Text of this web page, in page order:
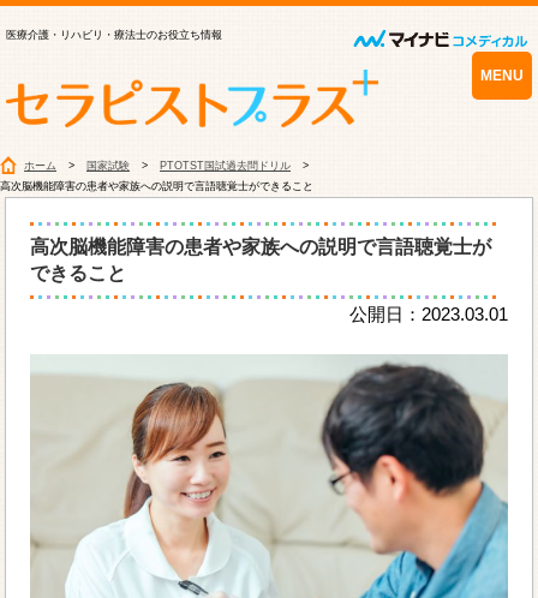
医療介護・リハビリ・療法士のお役立ち情報
MENU
ホーム 国家試験
PTOTST国試過去問ドリル
高次脳機能障害の患者や家族への説明で言語聴覚士ができること
高次脳機能障害の患者や家族への説明で言語聴覚士が
できること
公開日：2023.03.01